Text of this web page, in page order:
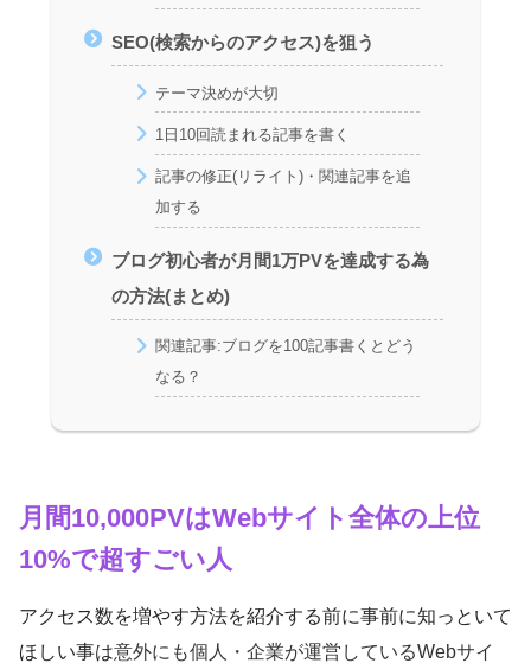
SEO(検索からのアクセス)を狙う
テーマ決めが大切
1日10回読まれる記事を書く
記事の修正(リライト)・関連記事を追
加する
ブログ初心者が月間1万PVを達成する為
の方法(まとめ)
関連記事:ブログを100記事書くとどう
なる？
月間10,000PVはWebサイト全体の上位
10%で超すごい人
アクセス数を増やす方法を紹介する前に事前に知っといて
ほしい事は意外にも個人・企業が運営しているWebサイ